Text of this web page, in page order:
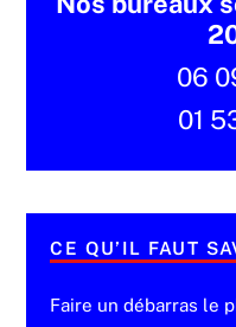
06
01
CE QU’IL FAUT
Faire un débarras le